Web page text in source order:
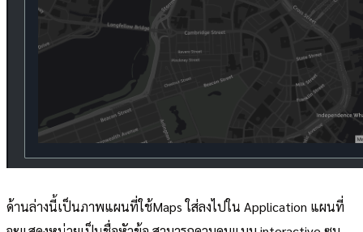
ด้านล่างนี้เป็นภาพแผนที่ใช้Maps ใส่ลงไปใน Application แผนที่